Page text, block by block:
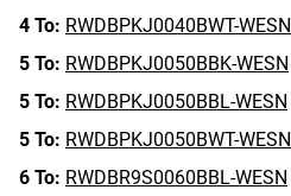
4 To: RWDBPKJ0040BWT-WESN
5 To: RWDBPKJ0050BBK-WESN
5 To: RWDBPKJ0050BBL-WESN
5 To: RWDBPKJ0050BWT-WESN
6 To: RWDBR9S0060BBL-WESN